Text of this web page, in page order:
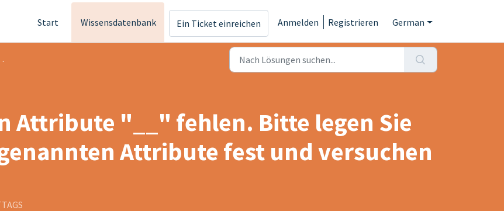
Start Wissensdatenbank Ein Ticket einreichen Anmelden Registrieren German
Attribute "__" fehlen. Bitte legen Sie
Attribute fest und versuchen